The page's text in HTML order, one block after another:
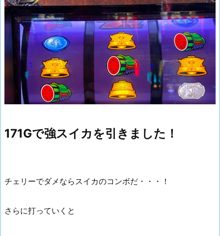
171Gで強スイカを引きました！
チェリーでダメならスイカのコンボだ・・・！
さらに打っていくと